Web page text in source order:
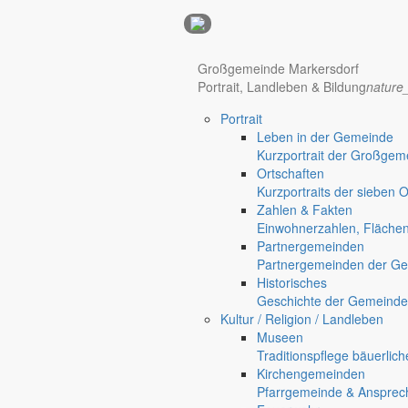
Hotel Nürnberg
Regional werben auf markersdorf.de! anzeigen@gemeinde-
Großgemeinde Markersdorf
Portrait, Landleben & Bildung
Portrait
Leben in der Gemeinde
Kurzportrait der
Ortschaften
Kurzportraits der sieben
Zahlen & Fakten
Einwohnerzahlen,
Partnergemeinden
Partnergemeinden der
Historisches
Geschichte der
Kultur / Religion / Landleben
Museen
Traditionspflege
Kirchengemeinden
Pfarrgemeinde &
Deutsch-Paulsdorf
Jauernick-Buschbach
Spielzeugwaffen für Kinder?